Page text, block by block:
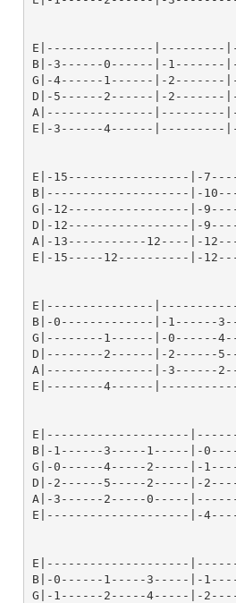
E|---------------|---------
B|-3------0------|-
G|-4------1------|-
D|-5------2------|-
A|---------------|---------
E|-3------4------
E|-15-----------------|-
B|--------------------|-
G|-12-----------------|-
D|-12-----------------|-
A|-13-----------12----|-
E|-15-----12----------|-
E|---------------
B|-0-------------|-1------
G|--------1------|-0------
D|--------2------|-2------
A|---------------|-3------
E|--------4------
E|--------------------
B|-1------3-----1-----|-
G|-0------4-----2-----|-
D|-2------5-----2-----|-
A|-3------2-----0-----
E|--------------------|-
E|--------------------
B|-0------1-----3-----|-
G|-1------2-----4-----|-